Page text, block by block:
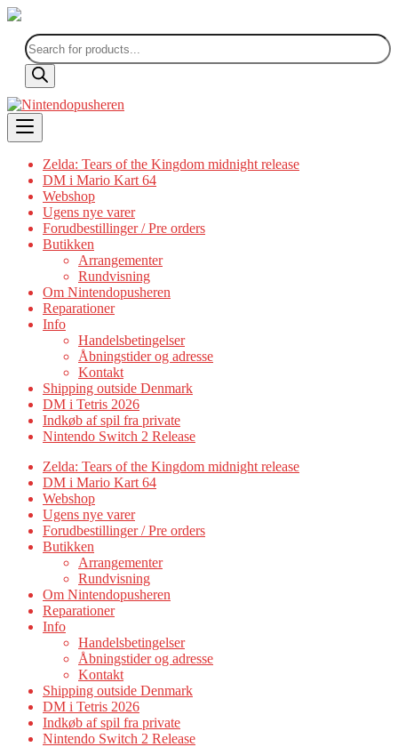
Products
search
Skip
to
content
Zelda: Tears of the Kingdom midnight release
DM i Mario Kart 64
Webshop
Ugens nye varer
Forudbestillinger / Pre orders
Butikken
Arrangementer
Rundvisning
Om Nintendopusheren
Reparationer
Info
Handelsbetingelser
Åbningstider og adresse
Kontakt
Shipping outside Denmark
DM i Tetris 2026
Indkøb af spil fra private
Nintendo Switch 2 Release
Zelda: Tears of the Kingdom midnight release
DM i Mario Kart 64
Webshop
Ugens nye varer
Forudbestillinger / Pre orders
Butikken
Arrangementer
Rundvisning
Om Nintendopusheren
Reparationer
Info
Handelsbetingelser
Åbningstider og adresse
Kontakt
Shipping outside Denmark
DM i Tetris 2026
Indkøb af spil fra private
Nintendo Switch 2 Release